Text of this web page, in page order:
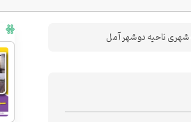
شهری ناحیه دو شهر آمل